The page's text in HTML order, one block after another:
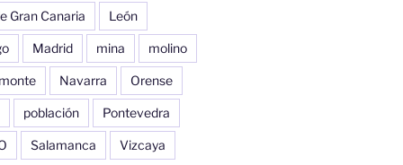
Gran Canaria León
Madrid mina molino
monte Navarra Orense
población Pontevedra
Salamanca Vizcaya